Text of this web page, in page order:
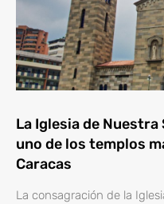
La Iglesia de
uno de los templos
Caracas
La consagración de la